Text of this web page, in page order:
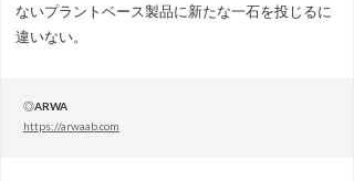
ないプラントベース製品に新たな一石を投じるに
違いない。
◎ARWA
https://arwaab.com